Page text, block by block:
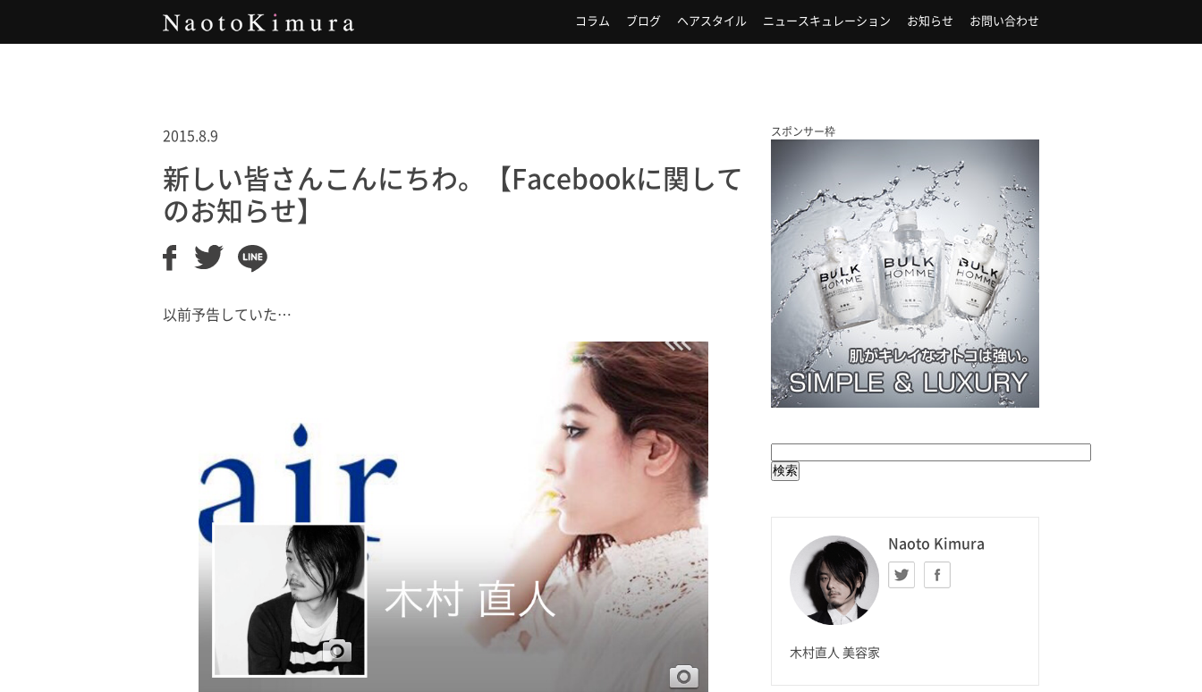
コラム ブログ ヘアスタイル ニュースキュレーション お知らせ お問い合わせ
2015.8.9
新しい皆さんこんにちわ。【Facebookに関して
のお知らせ】
以前予告していた…
スポンサー枠
Naoto Kimura
木村直人 美容家